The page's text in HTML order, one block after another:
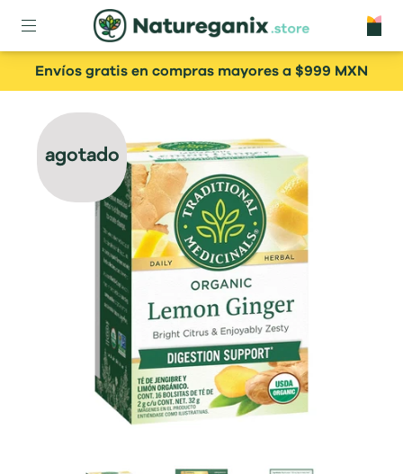
Envíos gratis en compras mayores a $999 MXN
agotado